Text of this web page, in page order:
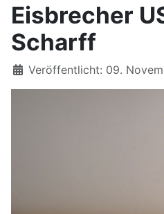
Eisbrecher
Scharff
Details
Veröffentlicht: 09.